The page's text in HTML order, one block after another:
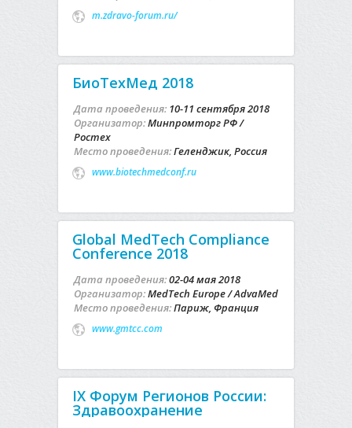
m.zdravo-forum.ru/
БиоТехМед 2018
Дата проведения: 10-11 сентября 2018
Организатор:Минпромторг РФ /
Ростех
Место проведения:Геленджик, Россия
www.biotechmedconf.ru
Global MedTech Compliance
Conference 2018
Дата проведения:02-04 мая 2018
Организатор:MedTech Europe / AdvaMed
Место проведения:Париж, Франция
www.gmtcc.com
IX Форум Регионов России:
Здравоохранение